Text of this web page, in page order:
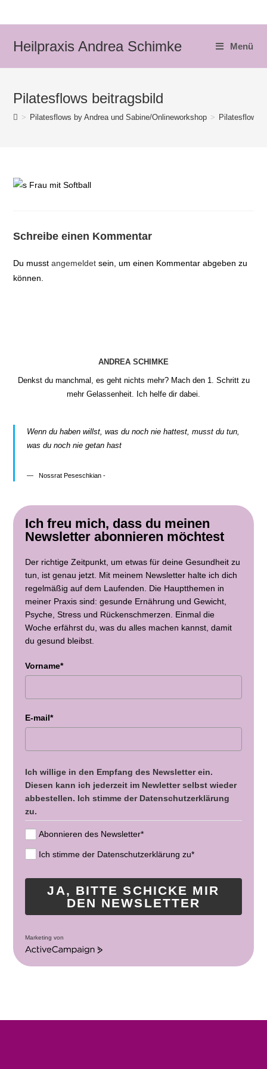
Heilpraxis Andrea Schimke Menü
Pilatesflows beitragsbild
> Pilatesflows by Andrea und Sabine/Onlineworkshop > Pilatesflows
Schreibe einen Kommentar
Du musstangemeldet sein, um einen Kommentar abgeben zu
können.
ANDREA SCHIMKE
Denkst du manchmal, es geht nichts mehr? Mach den 1. Schritt zu
mehr Gelassenheit. Ich helfe dir dabei.
Wenn du haben willst, was du noch nie hattest, musst du tun,
was du noch nie getan hast
Nossrat Peseschkian -
Ich freu mich, dass du meinen
Newsletter abonnieren möchtest
Der richtige Zeitpunkt, um etwas für deine Gesundheit zu
tun, ist genau jetzt. Mit meinem Newsletter halte ich dich
regelmäßig auf dem Laufenden. Die Hauptthemen in
meiner Praxis sind: gesunde Ernährung und Gewicht,
Psyche, Stress und Rückenschmerzen. Einmal die
Woche erfährst du, was du alles machen kannst, damit
du gesund bleibst.
Vorname*
E-mail*
Ich willige in den Empfang des Newsletter ein.
Diesen kann ich jederzeit im Newletter selbst wieder
abbestellen. Ich stimme der Datenschutzerklärung
zu.
Abonnieren des Newsletter*
Ich stimme der Datenschutzerklärung zu*
JA, BITTE SCHICKE MIR
DEN NEWSLETTER
Marketing von
A